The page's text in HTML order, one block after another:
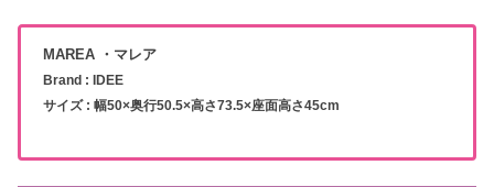
MAREA ・マレア
Brand : IDEE
サイズ : 幅50×奥行50.5×高さ73.5×座面高さ45cm